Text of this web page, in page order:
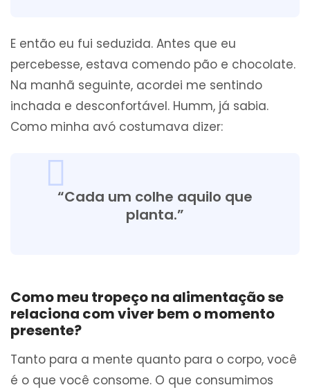
E então eu fui seduzida. Antes que eu
percebesse, estava comendo pão e chocolate.
Na manhã seguinte, acordei me sentindo
inchada e desconfortável. Humm, já sabia.
Como minha avó costumava dizer:
“Cada um colhe aquilo que
planta.”
Como meu tropeço na alimentação se
relaciona com viver bem o momento
presente?
Tanto para a mente quanto para o corpo, você
é o que você consome. O que consumimos